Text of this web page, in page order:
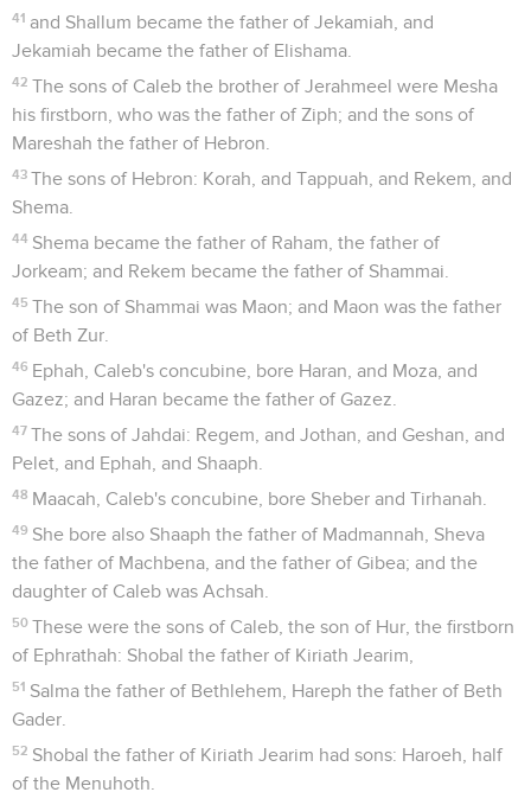
41 and Shallum became the father of Jekamiah, and
Jekamiah became the father of Elishama.
42 The sons of Caleb the brother of Jerahmeel were Mesha
his firstborn, who was the father of Ziph; and the sons of
Mareshah the father of Hebron.
43 The sons of Hebron: Korah, and Tappuah, and Rekem, and
Shema.
44 Shema became the father of Raham, the father of
Jorkeam; and Rekem became the father of Shammai.
45 The son of Shammai was Maon; and Maon was the father
of Beth Zur.
46 Ephah, Caleb's concubine, bore Haran, and Moza, and
Gazez; and Haran became the father of Gazez.
47 The sons of Jahdai: Regem, and Jothan, and Geshan, and
Pelet, and Ephah, and Shaaph.
48 Maacah, Caleb's concubine, bore Sheber and Tirhanah.
49 She bore also Shaaph the father of Madmannah, Sheva
the father of Machbena, and the father of Gibea; and the
daughter of Caleb was Achsah.
50 These were the sons of Caleb, the son of Hur, the firstborn
of Ephrathah: Shobal the father of Kiriath Jearim,
51 Salma the father of Bethlehem, Hareph the father of Beth
Gader.
52 Shobal the father of Kiriath Jearim had sons: Haroeh, half
of the Menuhoth.